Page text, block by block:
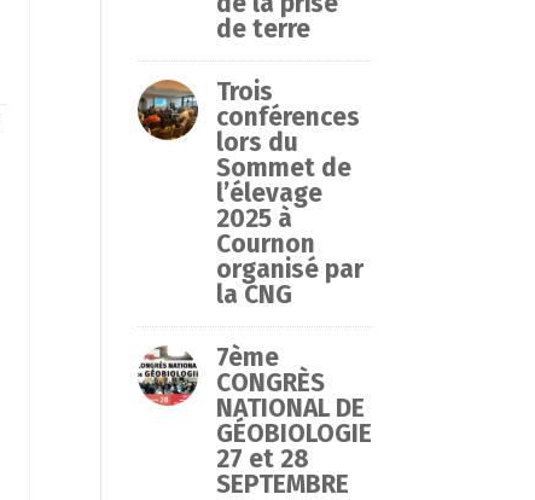
de terre
Trois
conférences
lors du
Sommet de
l’élevage
2025 à
Cournon
organisé par
la CNG
7ème
CONGRÈS
NATIONAL DE
GÉOBIOLOGIE
27 et 28
SEPTEMBRE